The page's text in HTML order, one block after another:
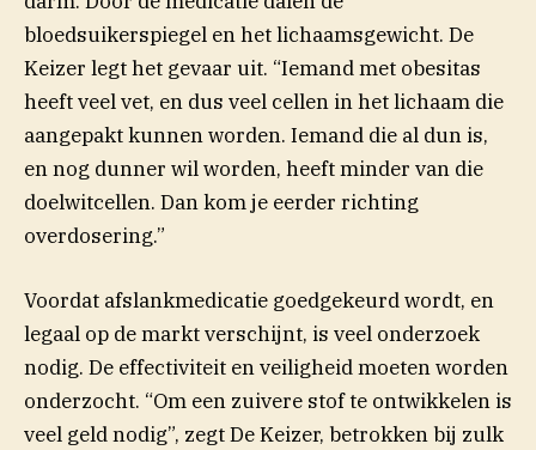
bloedsuikerspiegel en het lichaamsgewicht. De
Keizer legt het gevaar uit. “Iemand met obesitas
heeft veel vet, en dus veel cellen in het lichaam die
aangepakt kunnen worden. Iemand die al dun is,
en nog dunner wil worden, heeft minder van die
doelwitcellen. Dan kom je eerder richting
overdosering.”
Voordat afslankmedicatie goedgekeurd wordt, en
legaal op de markt verschijnt, is veel onderzoek
nodig. De effectiviteit en veiligheid moeten worden
onderzocht. “Om een zuivere stof te ontwikkelen is
veel geld nodig”, zegt De Keizer, betrokken bij zulk